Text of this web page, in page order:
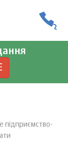
підприємство-